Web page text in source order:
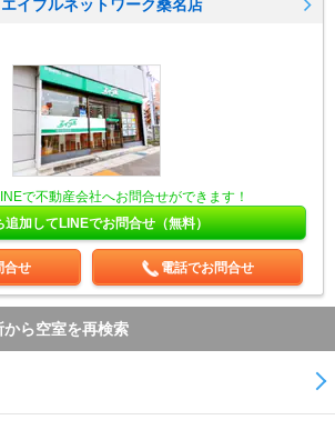
イブルネットワーク桑名店
で不動産会社へお問合せができます！
追加してLINEでお問合せ（無料）
合せ 電話でお問合せ
から空室を再検索